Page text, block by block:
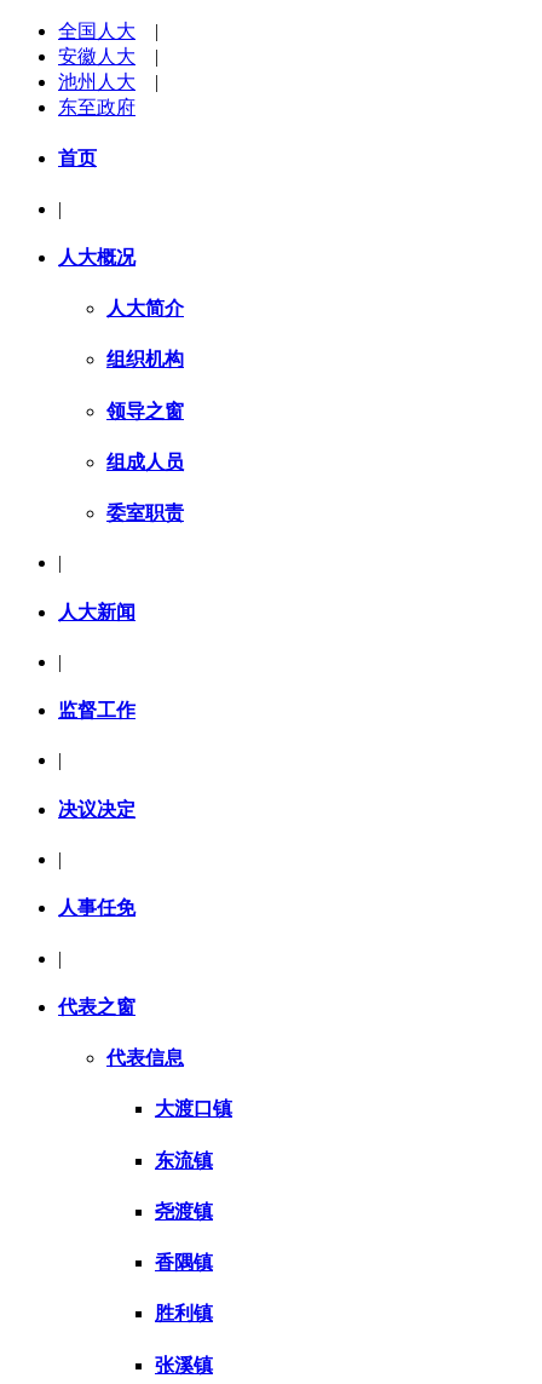
全国人大 |
安徽人大 |
池州人大 |
东至政府
首页
|
人大概况
人大简介
组织机构
领导之窗
组成人员
委室职责
|
人大新闻
|
监督工作
决议决定
|
人事任免
|
代表之窗
代表信息
大渡口镇
东流镇
尧渡镇
香隅镇
胜利镇
张溪镇